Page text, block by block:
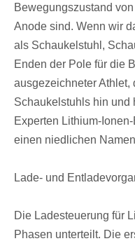
Bewegungszustand
Anode sind. Wenn wir
als Schaukelstuhl,
Enden der Pole für die
ausgezeichneter Athlet,
Schaukelstuhls hin und
Experten Lithium-
einen niedlichen
Lade- und
Die Ladesteuerung für
Phasen unterteilt. Die